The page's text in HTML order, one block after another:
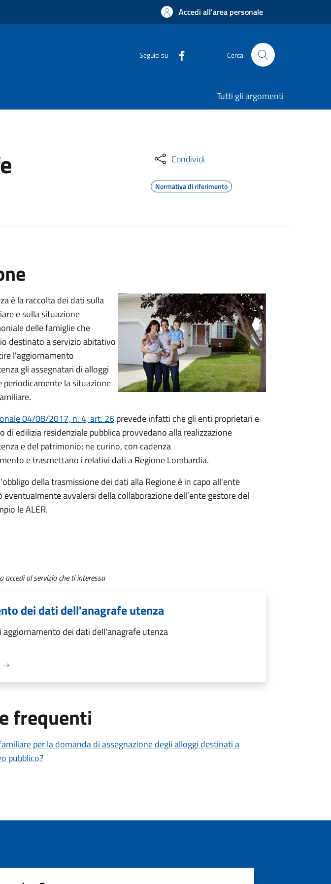
Accedi all'area personale
Seguici su Cerca
Tutti gli argomenti
Condividi
Normativa di riferimento
è la raccolta dei dati sulla
e sulla situazione
delle famiglie che
destinato a servizio abitativo
l'aggiornamento
gli assegnatari di alloggi
la situazione
04/08/2017, n. 4, art. 26prevede infatti che gli enti proprietari e
di edilizia residenziale pubblica provvedano alla realizzazione
e del patrimonio; ne curino, con cadenza
e trasmettano i relativi dati a Regione Lombardia.
della trasmissione dei dati alla Regione è in capo all'ente
eventualmente avvalersi della collaborazione dell’ente gestore del
le ALER.
accedi al servizio che ti interessa
dei dati dell'anagrafe utenza
dei dati dell'anagrafe utenza
frequenti
per la domanda di assegnazione degli alloggi destinati a
pubblico?